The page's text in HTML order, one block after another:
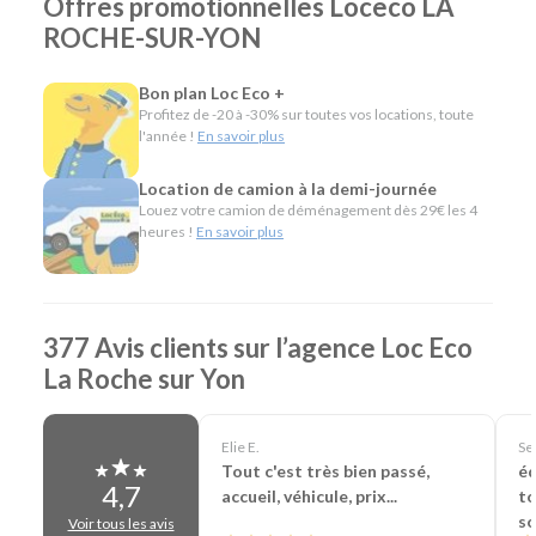
Citadines et compactes pour les déplacements du
quotidien.
les longs trajets.
Minibus pour voyager en groupe.
Utilitaires de différentes capacités pour les
déménagements, les travaux ou le transport de
matériel.
Véhicules spécifiques, comme les camions
frigorifiques, les bennes, les véhicules de chantier ou
les voitures sans permis, pour répondre aux besoins
Depuis plus de 40 ans, Loc Eco propose une location de
Yon, cette philosophie se traduit par un accompagnement
personnalisé, un large choix de véhicules et des services
pensés pour faciliter votre location : départ et retour
24h/24 sur demande, livraison de véhicule dans un rayon de
25 km ou encore location en aller simple.
Offres promotionnelles Loceco LA
ROCHE-SUR-YON
Bon plan Loc Eco +
Profitez de -20 à -30% sur toutes vos locations, toute
l'année ! En savoir plus
Location de camion à la demi-journée
Louez votre camion de déménagement dès 29€ les 4
heures ! En savoir plus
377 Avis clients sur l’agence Loc Eco
La Roche sur Yon
4,7
Voir tous les avis
Elie E.
Tout c'est très bien passé,
accueil, véhicule, prix...